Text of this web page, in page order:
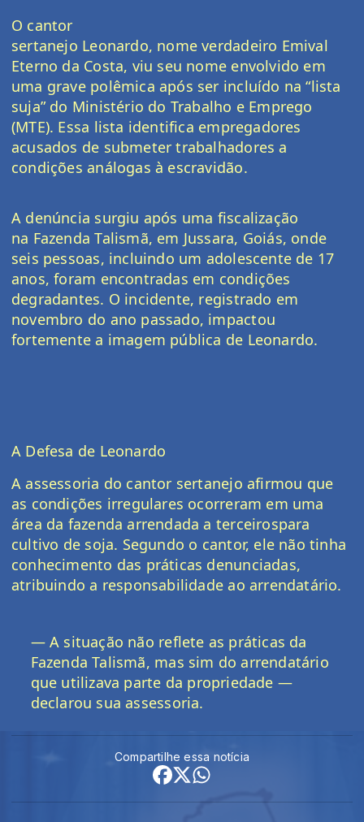
O cantor
sertanejo Leonardo, nome verdadeiro Emival
Eterno da Costa, viu seu nome envolvido em
uma grave polêmica após ser incluído na “lista
suja” do Ministério do Trabalho e Emprego
(MTE). Essa lista identifica empregadores
acusados de submeter trabalhadores a
condições análogas à escravidão.
A denúncia surgiu após uma fiscalização
na Fazenda Talismã, em Jussara, Goiás, onde
seis pessoas, incluindo um adolescente de 17
anos, foram encontradas em condições
degradantes. O incidente, registrado em
novembro do ano passado, impactou
fortemente a imagem pública de Leonardo.
A Defesa de Leonardo
A assessoria do cantor sertanejo afirmou que
as condições irregulares ocorreram em uma
área da fazenda arrendada a terceirospara
cultivo de soja. Segundo o cantor, ele não tinha
conhecimento das práticas denunciadas,
atribuindo a responsabilidade ao arrendatário.
— A situação não reflete as práticas da
Fazenda Talismã, mas sim do arrendatário
que utilizava parte da propriedade —
declarou sua assessoria.
Compartilhe essa notícia